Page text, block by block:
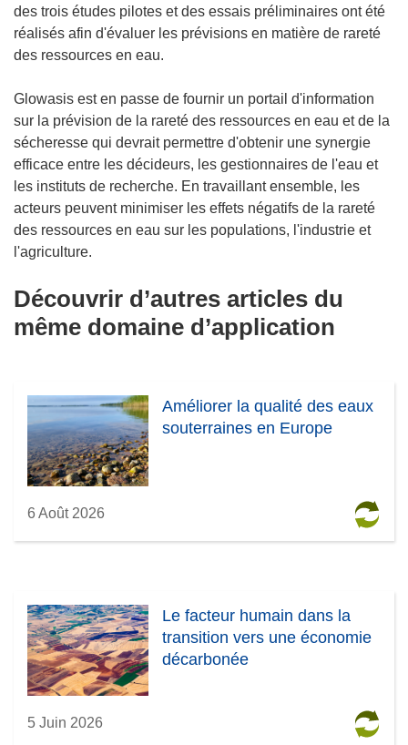
des trois études pilotes et des essais préliminaires ont été
réalisés afin d'évaluer les prévisions en matière de rareté
des ressources en eau.
Glowasis est en passe de fournir un portail d'information
sur la prévision de la rareté des ressources en eau et de la
sécheresse qui devrait permettre d'obtenir une synergie
efficace entre les décideurs, les gestionnaires de l'eau et
les instituts de recherche. En travaillant ensemble, les
acteurs peuvent minimiser les effets négatifs de la rareté
des ressources en eau sur les populations, l'industrie et
l'agriculture.
Découvrir d’autres articles du
même domaine d’application
Améliorer la qualité des eaux
souterraines en Europe
6 Août 2026
Le facteur humain dans la
transition vers une économie
décarbonée
5 Juin 2026